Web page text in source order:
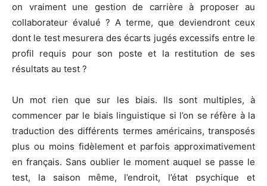
on vraiment une gestion de carrière à proposer au
collaborateur évalué ? A terme, que deviendront ceux
dont le test mesurera des écarts jugés excessifs entre le
profil requis pour son poste et la restitution de ses
résultats au test ?
Un mot rien que sur les biais. Ils sont multiples, à
commencer par le biais linguistique si l’on se réfère à la
traduction des différents termes américains, transposés
plus ou moins fidèlement et parfois approximativement
en français. Sans oublier le moment auquel se passe le
test, la saison même, l’endroit, l’état psychique et